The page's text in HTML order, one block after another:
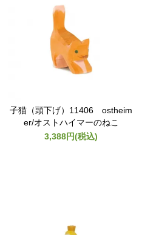
子猫（頭下げ）11406 ostheim
er/オストハイマーのねこ
3,388円(税込)